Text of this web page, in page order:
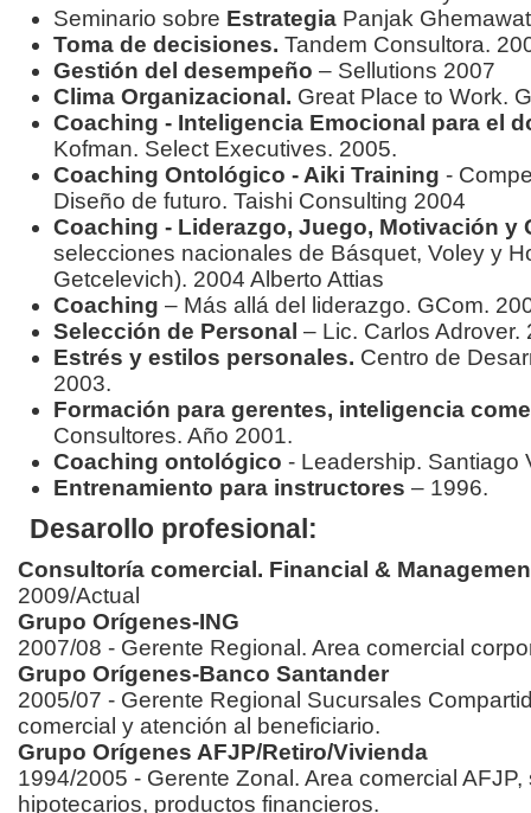
Seminario sobre Estrategia Panjak
Toma de decisiones. Tandem Consultora.
Gestión del desempeño – Sellutions 2007
Clima Organizacional. Great Place to Work.
Coaching - Inteligencia Emocional para el
Kofman. Select Executives. 2005.
Coaching Ontológico - Aiki Training -
Diseño de futuro. Taishi Consulting 2004
Coaching - Liderazgo, Juego, Motivación y
selecciones nacionales de Básquet, Voley y
Getcelevich). 2004 Alberto Attias
Coaching – Más allá del liderazgo. GCom.
Selección de Personal – Lic. Carlos Adrover.
Estrés y estilos personales. Centro de
2003.
Formación para gerentes, inteligencia
Consultores. Año 2001.
Coaching ontológico - Leadership. Santiago
Entrenamiento para instructores – 1996.
Desarollo profesional:
Consultoría comercial. Financial &
2009/Actual
Grupo Orígenes-ING
2007/08 - Gerente Regional. Area comercial
Grupo Orígenes-Banco Santander
2005/07 - Gerente Regional Sucursales
comercial y atención al beneficiario.
Grupo Orígenes AFJP/Retiro/Vivienda
1994/2005 - Gerente Zonal. Area comercial
hipotecarios, productos financieros.